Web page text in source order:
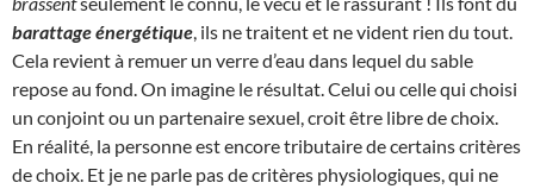
barattage énergétique , ils ne traitent et ne vident rien du tout.
Cela revient à remuer un verre d’eau dans lequel du sable
repose au fond. On imagine le résultat. Celui ou celle qui choisi
un conjoint ou un partenaire sexuel, croit être libre de choix.
En réalité, la personne est encore tributaire de certains critères
de choix. Et je ne parle pas de critères physiologiques, qui ne